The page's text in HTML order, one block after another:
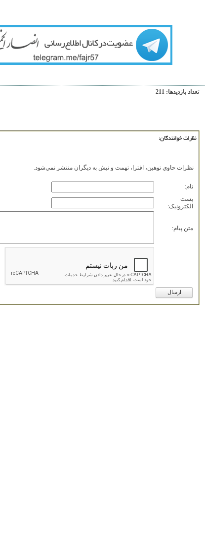
تعداد بازديدها: 211
نظرات خوانندگان:
نظرات حاوي توهين، افترا، تهمت و نيش به ديگران منتشر نمي‌شود.
نام:
پست
الکترونيک:
متن پيام: